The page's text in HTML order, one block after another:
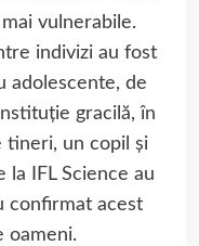
vulnerabile.
indivizi au fost
adolescente, de
gracilă, în
tineri, un copil și
IFL Science au
confirmat acest
oameni.